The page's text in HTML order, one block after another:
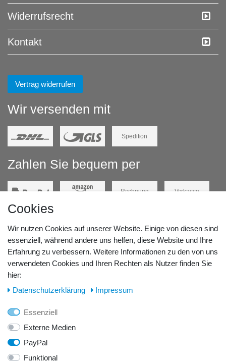
Widerrufs­recht
Kontakt
Vertrag widerrufen
Wir versenden mit
Spedition
Zahlen Sie bequem per
Rechnung Vorkasse
Unsere Lageradresse:
GeBOOTE24 - Martin Rolle & Iris Kleiner GbR
Tel.: 0176 42 28 58 17
E-Mail:
Cookies
Wir nutzen Cookies auf unserer Website. Einige von diesen sind
essenziell, während andere uns helfen, diese Website und Ihre
Erfahrung zu verbessern. Weitere Informationen zu den von uns
verwendeten Cookies und Ihren Rechten als Nutzer finden Sie
hier:
Daten­schutz­erklärung
Impressum
Essenziell
Externe Medien
PayPal
Funktional